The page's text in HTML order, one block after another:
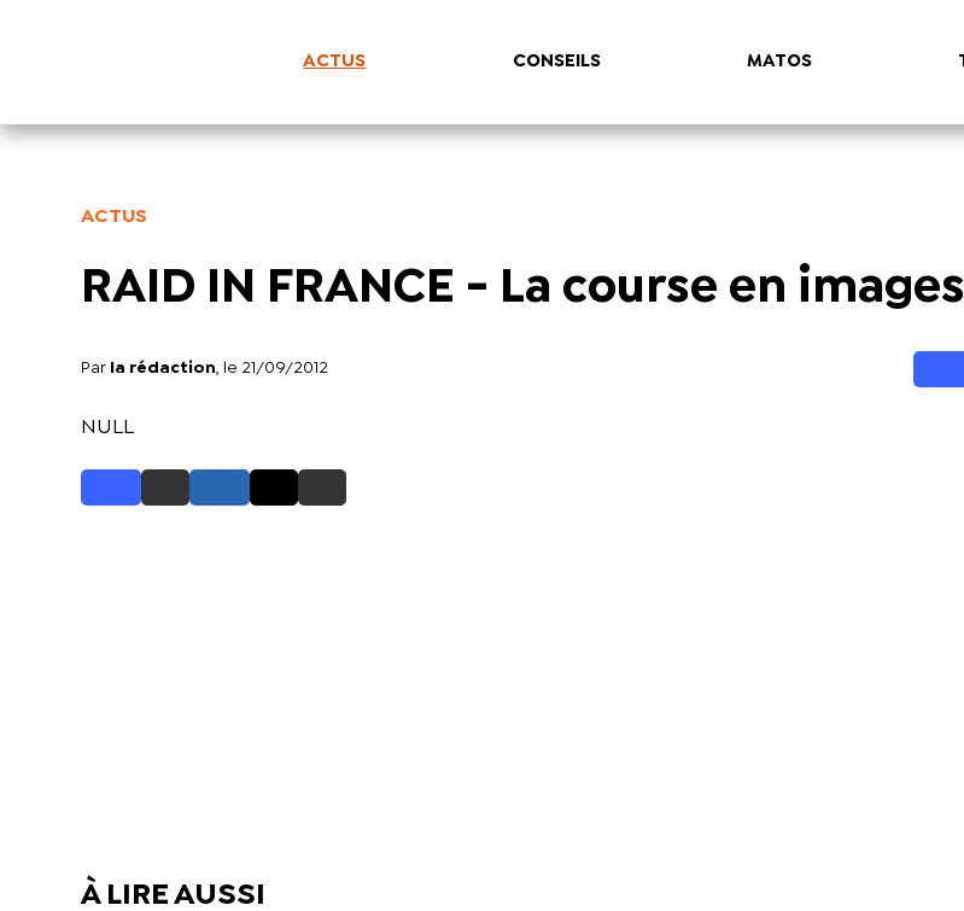
ACTUS CONSEILS MATOS
ACTUS
RAID IN FRANCE - La course en
Par la rédaction , le 21/09/2012
NULL
À LIRE AUSSI